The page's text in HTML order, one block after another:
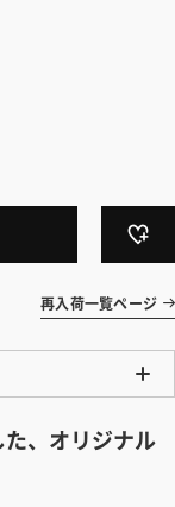
再入荷一覧ページ
ります。法人/個人
、オリジナル